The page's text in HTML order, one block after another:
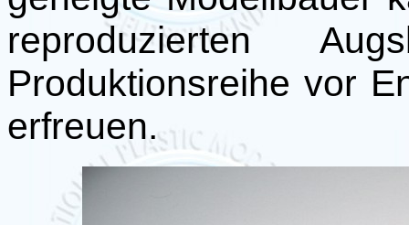
reproduzierten
Produktionsreihe vor
erfreuen.